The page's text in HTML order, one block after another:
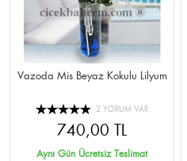
Vazoda Mis Beyaz Kokulu Lilyum
2 YORUM VAR
740,00 TL
Aynı Gün Ücretsiz Teslimat